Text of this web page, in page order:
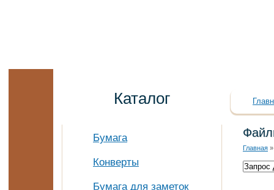
Каталог
Бумага
Конверты
Бумага для заметок
Главная